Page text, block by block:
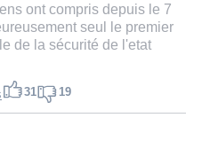
ont compris depuis le 7
seul le premier
de la sécurité de l'etat
31 19